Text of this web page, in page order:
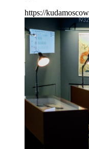
https://